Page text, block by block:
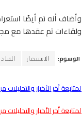
وأضاف أنه تم أيضًا
ولقاءات تم عقدها مع
الوسوم: الاستثمار
لمتابعة أخر الأخبار
لمتابعة أخر الأخبار